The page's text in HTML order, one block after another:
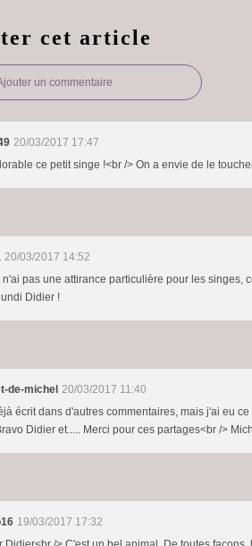
cet article
un commentaire
20/03/2017 17:47
ce petit singe !<br /> On a envie de le
20/03/2017 14:52
n'ai pas une attirance particulière pour les singes,
Didier !
de-michel 20/03/2017 11:40
écrit dans d'autres commentaires, mais j'ai eu
Didier et..... Merci pour ces partages<br />
19/03/2017 17:32